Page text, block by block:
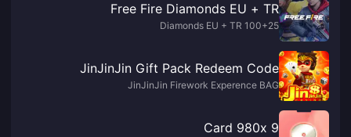
Free Fire Diamonds EU + TR
100+25 Diamonds EU + TR
JinJinJin Gift Pack Redeem Code
JinJinJin Firework Experence BAG
9 Card 980x